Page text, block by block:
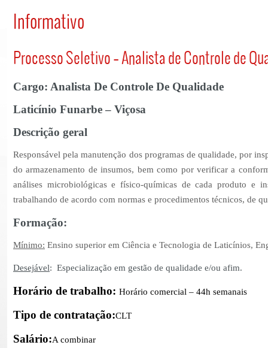
Informativo
Processo Seletivo – Analista de Controle de
Cargo: Analista De Controle De Qualidade
Laticínio Funarbe – Viçosa
Descrição geral
Responsável pela manutenção dos programas de qualidade, por
do armazenamento de insumos, bem como por verificar a
análises microbiológicas e físico-químicas de cada produto e
trabalhando de acordo com normas e procedimentos técnicos, de
Formação:
Mínimo: Ensino superior em Ciência e Tecnologia de Laticínios,
Desejável: Especialização em gestão de qualidade e/ou afim.
Horário de trabalho: Horário comercial – 44h semanais
Tipo de contratação:CLT
Salário:A combinar